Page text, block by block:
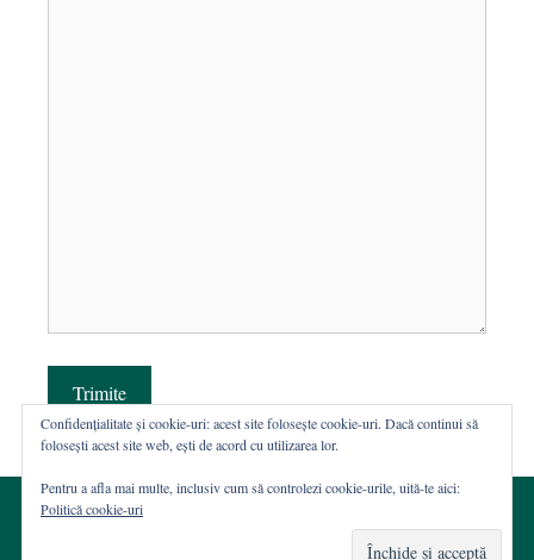
Trimite
Confidențialitate și cookie-uri: acest site folosește cookie-uri. Dacă continui să
folosești acest site web, ești de acord cu utilizarea lor.
Pentru a afla mai multe, inclusiv cum să controlezi cookie-urile, uită-te aici:
Politică cookie-uri